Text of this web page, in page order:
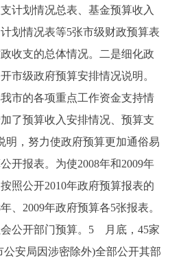
线访谈 图说互动
六区概览 人文北京
说北京 视频北京
한국어 日本語
РУССКИЙ ЯЗЫК
计划情况总表、基金预算收入
划情况表等5张市级财政预算表
收支的总体情况。二是细化政
市级政府预算安排情况说明。
市的各项重点工作资金支持情
了预算收入安排情况、预算支
明，努力使政府预算更加通俗易
开报表。为使2008年和2009年
照公开2010年政府预算报表的
、2009年政府预算各5张报表。
公开部门预算。5 月底，45家
公安局因涉密除外)全部公开其部